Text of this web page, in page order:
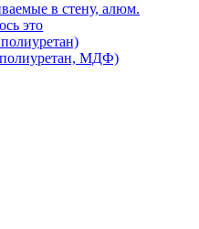
в стену, алюм.
это
полиуретан, МДФ)